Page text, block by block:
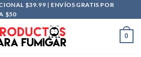
$39.99 | ENVÍOS GRATIS POR
$50
0